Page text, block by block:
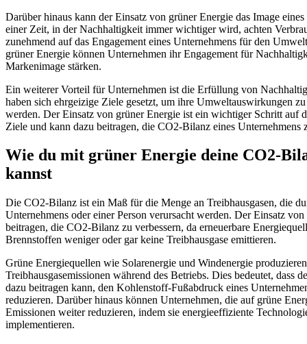
Darüber hinaus kann der Einsatz von grüner Energie das Image
einer Zeit, in der Nachhaltigkeit immer wichtiger wird, achten
zunehmend auf das Engagement eines Unternehmens für den
grüner Energie können Unternehmen ihr Engagement für
Markenimage stärken.
Ein weiterer Vorteil für Unternehmen ist die Erfüllung von
haben sich ehrgeizige Ziele gesetzt, um ihre Umweltauswirkungen
werden. Der Einsatz von grüner Energie ist ein wichtiger Schritt auf
Ziele und kann dazu beitragen, die CO2-Bilanz eines Unternehmens
Wie du mit grüner Energie deine CO2-
kannst
Die CO2-Bilanz ist ein Maß für die Menge an Treibhausgasen, die
Unternehmens oder einer Person verursacht werden. Der Einsatz
beitragen, die CO2-Bilanz zu verbessern, da erneuerbare
Brennstoffen weniger oder gar keine Treibhausgase emittieren.
Grüne Energiequellen wie Solarenergie und Windenergie
Treibhausgasemissionen während des Betriebs. Dies bedeutet, dass
dazu beitragen kann, den Kohlenstoff-Fußabdruck eines
reduzieren. Darüber hinaus können Unternehmen, die auf grüne
Emissionen weiter reduzieren, indem sie energieeffiziente
implementieren.